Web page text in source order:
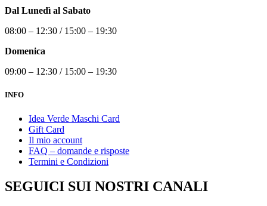
Dal Lunedì al Sabato
08:00 – 12:30 / 15:00 – 19:30
Domenica
09:00 – 12:30 / 15:00 – 19:30
INFO
Idea Verde Maschi Card
Gift Card
Il mio account
FAQ – domande e risposte
Termini e Condizioni
SEGUICI SUI NOSTRI CANALI